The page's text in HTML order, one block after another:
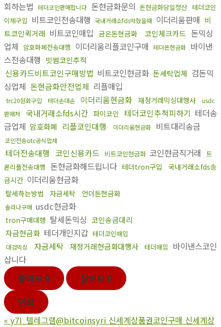
회하는법
테더코인판매합니다 돈현금화문의 돈현금화당일정산 테더코인
이체구입 비트코인전송대행 국내거래소fds막혔을때 이더리움판매 비
트코인퀵거래 비트코인매입 금은돈현금화 코인체크카드 돈믹싱
업체 암호화폐전송대행 이더리움리플코인구매 테더돈현금화 바이낸
스전송대행 빗썸코인추적
신용카드비트코인구매방법 비트코인현금화 돈세탁업체 검돈믹
싱업체 돈현금화안전업체 리플매입
trc20원화구입 테더손대손 이더리움현금화 재정거래믹싱대행사
usdc
판매처
국내거래소fds시간 파이코인 테더코인추척피하기 테더송
금업체 암호화폐 리플코인대행 이더리움현금화 비트대리송금
코인전송otc공식업체
테더전송대행 코인신용카드 비트코인현금화 코인현금직거래
트
론리플전송대행
돈현금화해드립니다 테더tron구입
국내거래소fds송
금시간 이더리움현금화
탈세하는방법 자금세탁 언더돈현금화
솔라나구매 usdc현금화
tron구매대행 탈세돈믹싱 코인송금대리
자금현금화 테더개인지갑 테더코인매입
대검믹싱 자금세탁 재정거래현금화대행사 테더매입
바이낸스코인
삽니다
좋아요 0 싫어요 0
인쇄
« y7I_텔레그램@bitcoinsyri 신세계상품권코인구매 신세계상